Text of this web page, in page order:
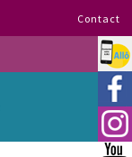
Contact
Allo